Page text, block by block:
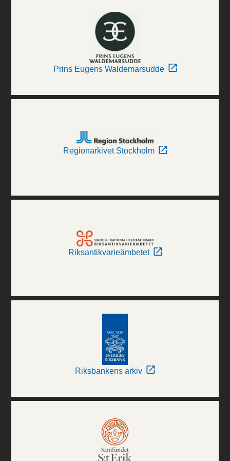
Prins Eugens Waldemarsudde
Regionarkivet Stockholm
Riksantikvarieämbetet
Riksbankens arkiv